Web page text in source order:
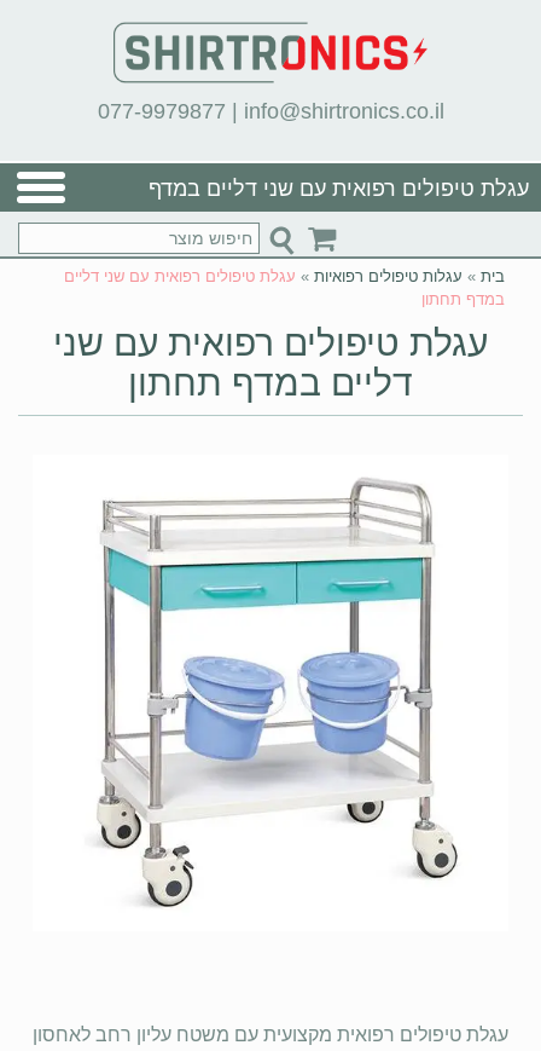
077-9979877 | info@shirtronics.co.il
עגלת טיפולים רפואית עם שני דליים במדף
בית » עגלות טיפולים רפואיות » עגלת טיפולים רפואית עם שני דליים
במדף תחתון
עגלת טיפולים רפואית עם שני
דליים במדף תחתון
עגלת טיפולים רפואית מקצועית עם משטח עליון רחב לאחסון